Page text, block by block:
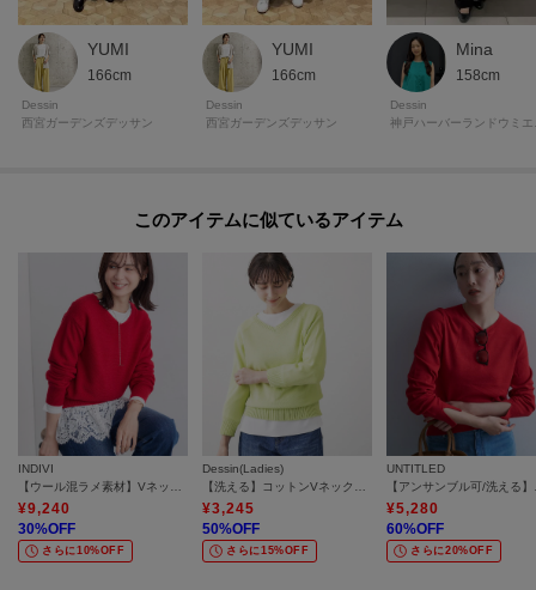
YUMI
166cm
Dessin
西宮ガーデンズデッサン
YUMI
166cm
Dessin
西宮ガーデンズデッサン
Mina
158cm
Dessin
神
このアイテムに似ているアイテム
INDIVI
¥9,240
30%OFF
さらに10%OFF
Dessin(Ladies)
¥3,245
50%OFF
さらに15%OFF
UNTITLED
¥5,280
60%OFF
さらに20%OFF